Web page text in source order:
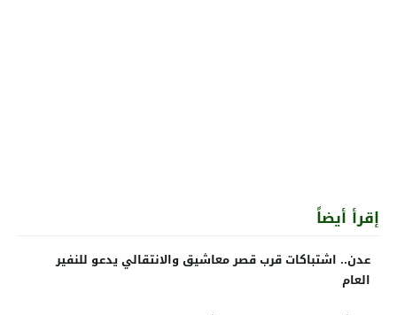
إقرأ أيضاً
عدن.. اشتباكات قرب قصر معاشيق والانتقالي يدعو للنفير
العام